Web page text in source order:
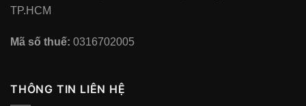
TP.HCM
Mã số thuế: 0316702005
THÔNG TIN LIÊN HỆ